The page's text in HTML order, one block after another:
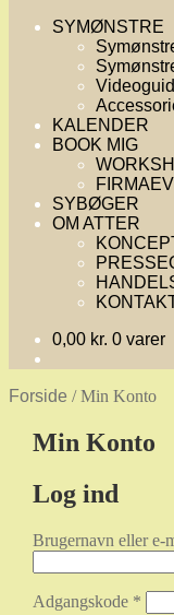
SYMØNSTRE
KALENDER
BOOK MIG
SYBØGER
OM ATTER
0,00 kr. 0 varer
Forside /Min Konto
Min Konto
Log ind
Brugernavn eller e-
Adgangskode *